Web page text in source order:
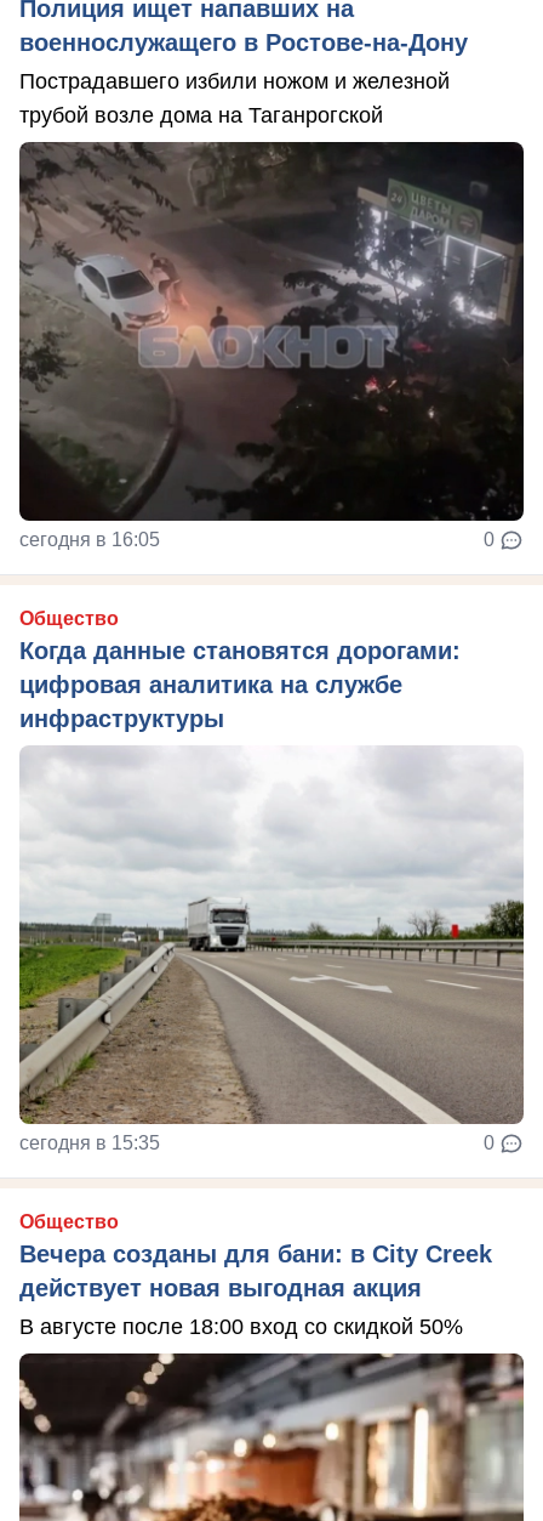
Полиция ищет напавших на
военнослужащего в Ростове-на-Дону
Пострадавшего избили ножом и железной
трубой возле дома на Таганрогской
сегодня в 16:05 0
Общество
Когда данные становятся дорогами:
цифровая аналитика на службе
инфраструктуры
сегодня в 15:35 0
Общество
Вечера созданы для бани: в City Creek
действует новая выгодная акция
В августе после 18:00 вход со скидкой 50%